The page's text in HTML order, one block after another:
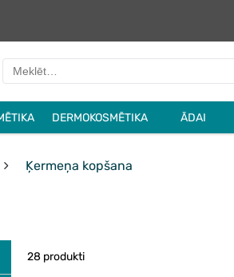
DERMOKOSMĒTIKA ĀDAI
Ķermeņa kopšana
28 produkti